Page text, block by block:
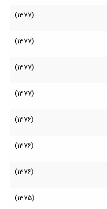
(1377)
(1377)
(1377)
(1377)
(1376)
(1376)
(1376)
(1375)